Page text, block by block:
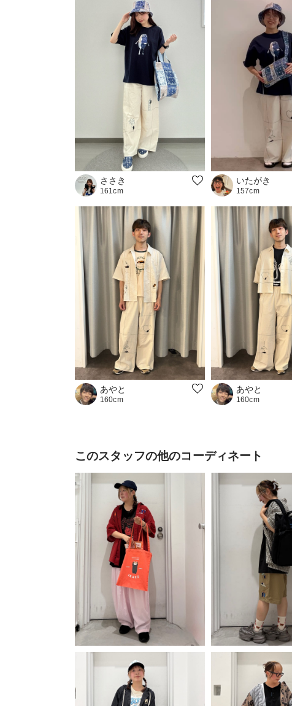
ささき
161cm
いたがき
157cm
あやと
160cm
あやと
160cm
このスタッフの他のコーディネート